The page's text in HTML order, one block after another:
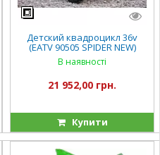
Детский квадроцикл 36v
(EATV 90505 SPIDER NEW)
В наявності
21 952,00 грн.
Купити